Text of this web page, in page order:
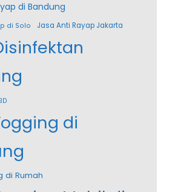
di Bandung
di Solo Jasa Anti Rayap Jakarta
di
di Rumah